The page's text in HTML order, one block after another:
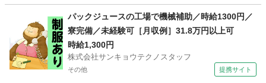
配送
パックジュースの工場で機械補助／時給1300円／
寮完備／未経験可［月収例］31.8万円以上可
時給1,300円
株式会社サンキョウテクノスタッフ
その他 提携サイト